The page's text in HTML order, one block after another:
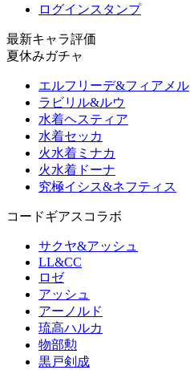
ログインスタンプ
最新キャラ評価
夏休みガチャ
エルフリーデ&フィアメル
ラビリル&ルウ
水着ヘスティア
水着セッカ
火水着ミナカ
火水着ドーナ
究極イシス&ネフティス
コードギアスコラボ
サクヤ&アッシュ
LL&CC
ロゼ
アッシュ
アーノルド
琉高ハルカ
物部勲
黒戸剣成